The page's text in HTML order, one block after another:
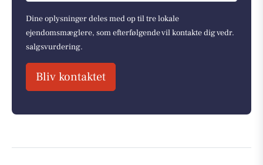
Dine oplysninger deles med op til tre lokale
ejendomsmæglere, som efterfølgende vil kontakte dig vedr.
salgsvurdering.
Bliv kontaktet